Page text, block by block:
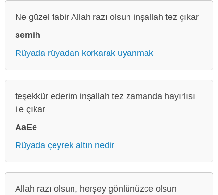
Ne güzel tabir Allah razı olsun inşallah tez çıkar
semih
Rüyada rüyadan korkarak uyanmak
teşekkür ederim inşallah tez zamanda hayırlısı
ile çıkar
AaEe
Rüyada çeyrek altın nedir
Allah razı olsun, herşey gönlünüzce olsun